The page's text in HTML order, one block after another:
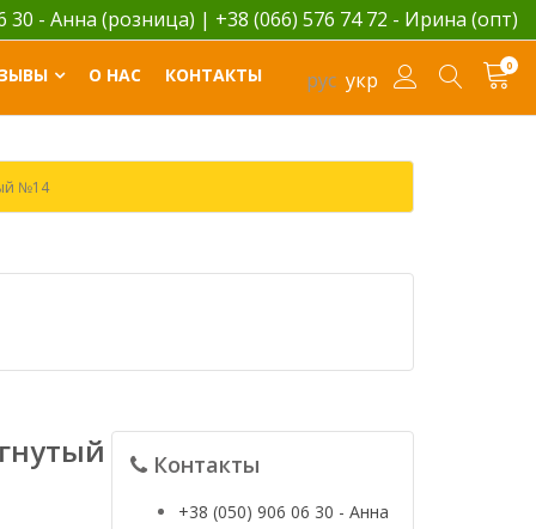
30 - Анна (розница) | +38 (066) 576 74 72 - Ирина (опт)
рус укр
0
О НАС КОНТАКТЫ
№14
Контакты
+38 (050) 906 06 30 - Анна